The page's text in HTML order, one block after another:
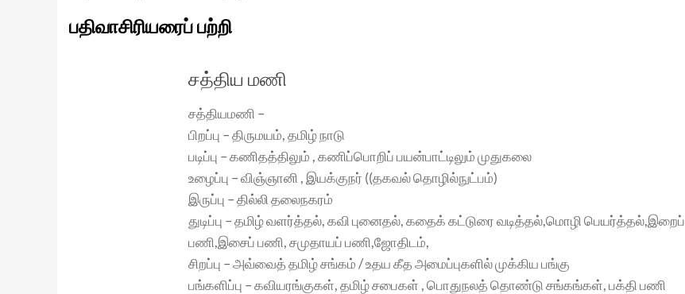
பதிவாசிரியரைப் பற்றி
சத்திய மணி
சத்தியமணி –
பிறப்பு – திருமயம், தமிழ் நாடு
படிப்பு – கணிதத்திலும் , கணிப்பொறிப் பயன்பாட்டிலும் முதுகலை
உழைப்பு – விஞ்ஞானி , இயக்குநர் ((தகவல் தொழில்நுட்பம்)
இருப்பு – தில்லி தலைநகரம்
துடிப்பு – தமிழ் வளர்த்தல், கவி புனைதல், கதைக் கட்டுரை வடித்தல்,மொழி பெயர்த்தல்,இறைப்
பணி,இசைப் பணி, சமுதாயப் பணி,ஜோதிடம்,
சிறப்பு – அவ்வைத் தமிழ் சங்கம் / உதய கீத அமைப்புகளில் முக்கிய பங்கு
பங்களிப்பு – கவியரங்குகள், தமிழ் சபைகள் , பொதுநலத் தொண்டு சங்கங்கள், பக்தி பணி